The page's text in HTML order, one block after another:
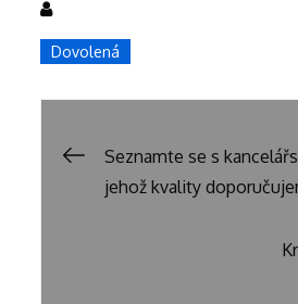
Dovolená
PostSeznamte se s
jehož kvality